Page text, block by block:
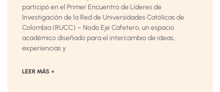
participó en el Primer Encuentro de Líderes de
Investigación de la Red de Universidades Católicas de
Colombia (RUCC) – Nodo Eje Cafetero, un espacio
académico diseñado para el intercambio de ideas,
experiencias y
LEER MÁS »